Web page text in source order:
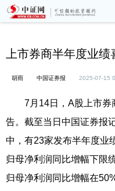
上市券商半年度业
胡雨 中国证券报 2025-07-15
7月14日，A股上市券
告。截至当日中国证券报
中，有23家发布半年度业
归母净利润同比增幅下限
归母净利润同比增幅在